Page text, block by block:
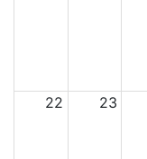
22 23